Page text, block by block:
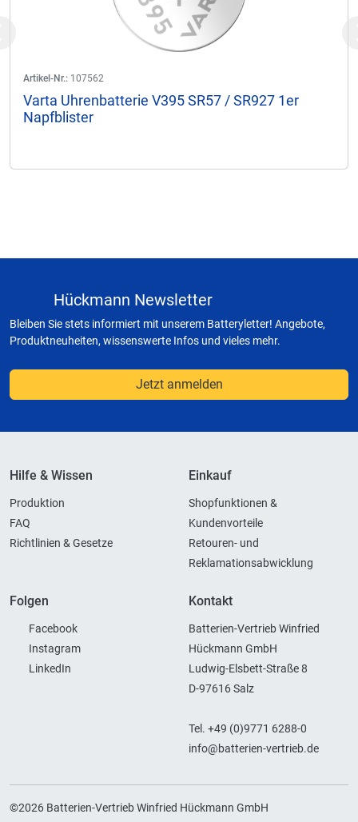
Artikel-Nr.: 107562
Varta Uhrenbatterie V395 SR57 / SR927 1er
Napfblister
Hückmann Newsletter
Bleiben Sie stets informiert mit unserem Batteryletter! Angebote,
Produktneuheiten, wissenswerte Infos und vieles mehr.
Jetzt anmelden
Hilfe & Wissen
Produktion
FAQ
Richtlinien & Gesetze
Einkauf
Shopfunktionen &
Kundenvorteile
Retouren- und
Reklamationsabwicklung
Folgen
Facebook
Instagram
LinkedIn
Kontakt
Batterien-Vertrieb Winfried
Hückmann GmbH
Ludwig-Elsbett-Straße 8
D-97616 Salz
Tel. +49 (0)9771 6288-0
info@batterien-vertrieb.de
©2026 Batterien-Vertrieb Winfried Hückmann GmbH